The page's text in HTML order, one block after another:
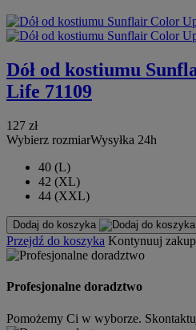
Dół od kostiumu
Life 71109
127 zł
Wybierz rozmiarWysyłka 24h
40 (L)
42 (XL)
44 (XXL)
Dodaj do koszyka
Przejdź do koszyka Kontynuuj
Profesjonalne doradztwo
Pomożemy Ci w wyborze.